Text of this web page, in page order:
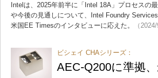
Intelは、2025年前半に「Intel 18A」プロセスの
や今後の見通しについて、Intel Foundry
米国EE Timesのインタビューに応えた。
（2024/
ビシェイ CHAシリーズ：
AEC-Q200に準拠